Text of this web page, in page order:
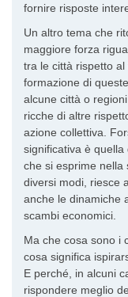
fornire risposte
Un altro tema che
maggiore forza
tra le città rispetto
formazione di
alcune città o
ricche di altre
azione collettiva.
significativa è quella
che si esprime nella
diversi modi, riesce
anche le dinamiche
scambi economici.
Ma che cosa sono i
cosa significa
E perché, in alcuni
rispondere meglio